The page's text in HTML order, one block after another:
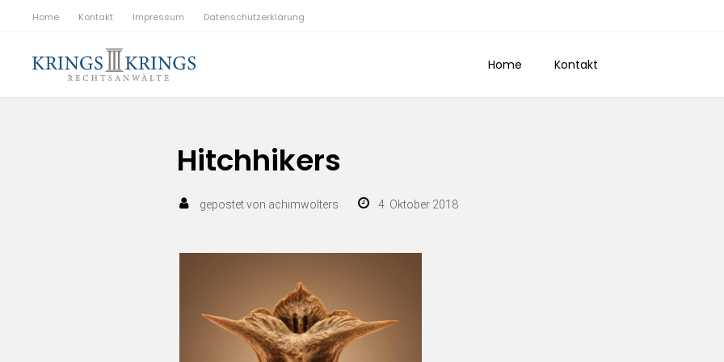
Home Kontakt Impressum Datenschutzerklärung
Home Kontakt
Hitchhikers
gepostet von achimwolters 4. Oktober 2018